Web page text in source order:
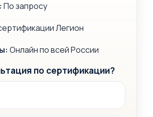
По запросу
Легион
Онлайн по всей России
по сертификации?